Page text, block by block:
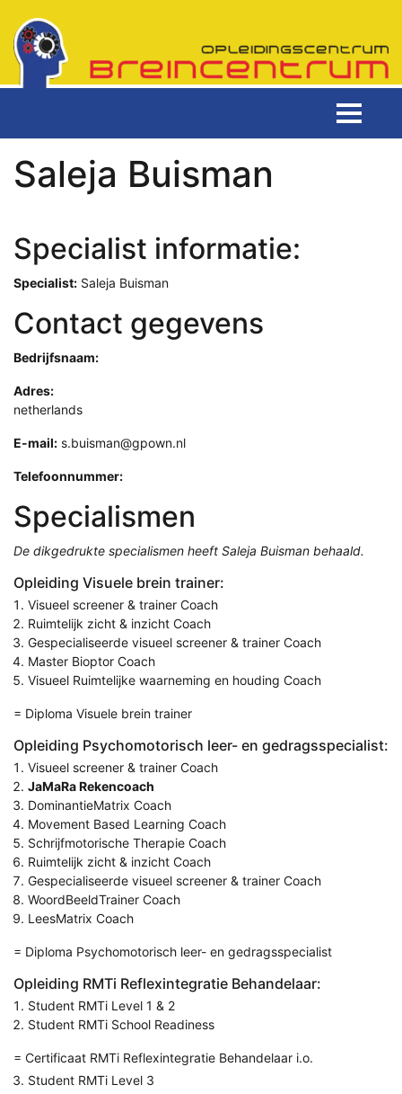
Saleja Buisman
Specialist informatie:
Specialist: Saleja Buisman
Contact gegevens
Bedrijfsnaam:
Adres:
netherlands
E-mail: s.buisman@gpown.nl
Telefoonnummer:
Specialismen
De dikgedrukte specialismen heeft Saleja Buisman behaald.
Opleiding Visuele brein trainer:
Visueel screener & trainer Coach
Ruimtelijk zicht & inzicht Coach
Gespecialiseerde visueel screener & trainer Coach
Master Bioptor Coach
Visueel Ruimtelijke waarneming en houding Coach
= Diploma Visuele brein trainer
Opleiding Psychomotorisch leer- en gedragsspecialist:
Visueel screener & trainer Coach
JaMaRa Rekencoach
DominantieMatrix Coach
Movement Based Learning Coach
Schrijfmotorische Therapie Coach
Ruimtelijk zicht & inzicht Coach
Gespecialiseerde visueel screener & trainer Coach
WoordBeeldTrainer Coach
LeesMatrix Coach
= Diploma Psychomotorisch leer- en gedragsspecialist
Opleiding RMTi Reflexintegratie Behandelaar:
Student RMTi Level 1 & 2
Student RMTi School Readiness
= Certificaat RMTi Reflexintegratie Behandelaar i.o.
Student RMTi Level 3